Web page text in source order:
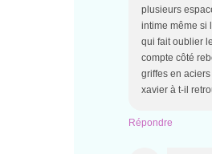
plusieurs
intime même si
qui fait oublier
compte côté
griffes en
xavier à t-il
Répondre